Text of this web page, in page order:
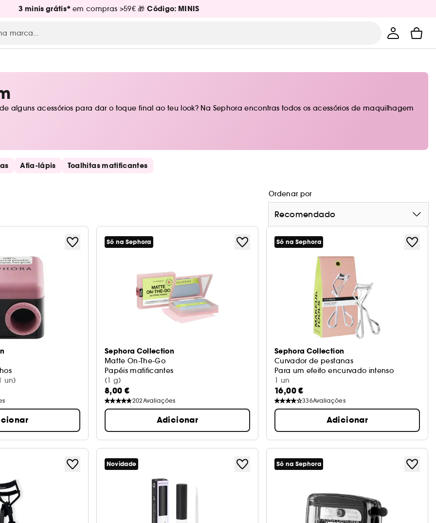
3 minis grátis* em compras >59€ 🎁Código: MINIS
alguns acessórios para dar o toque final ao teu look? Na Sephora encontras todos os acessórios de maquilhagem
Afia-lápis Toalhitas matificantes
Ordenar por
Recomendado
un)
Só na Sephora
Sephora Collection
Matte On-The-Go
Papéis matificantes
(1 g)
8,00 €
202Avaliações
Adicionar
Só na Sephora
Sephora Collection
Curvador de pestanas
Para um efeito encurvado intenso
1 un
16,00 €
336Avaliações
Adicionar
Novidade Só na Sephora